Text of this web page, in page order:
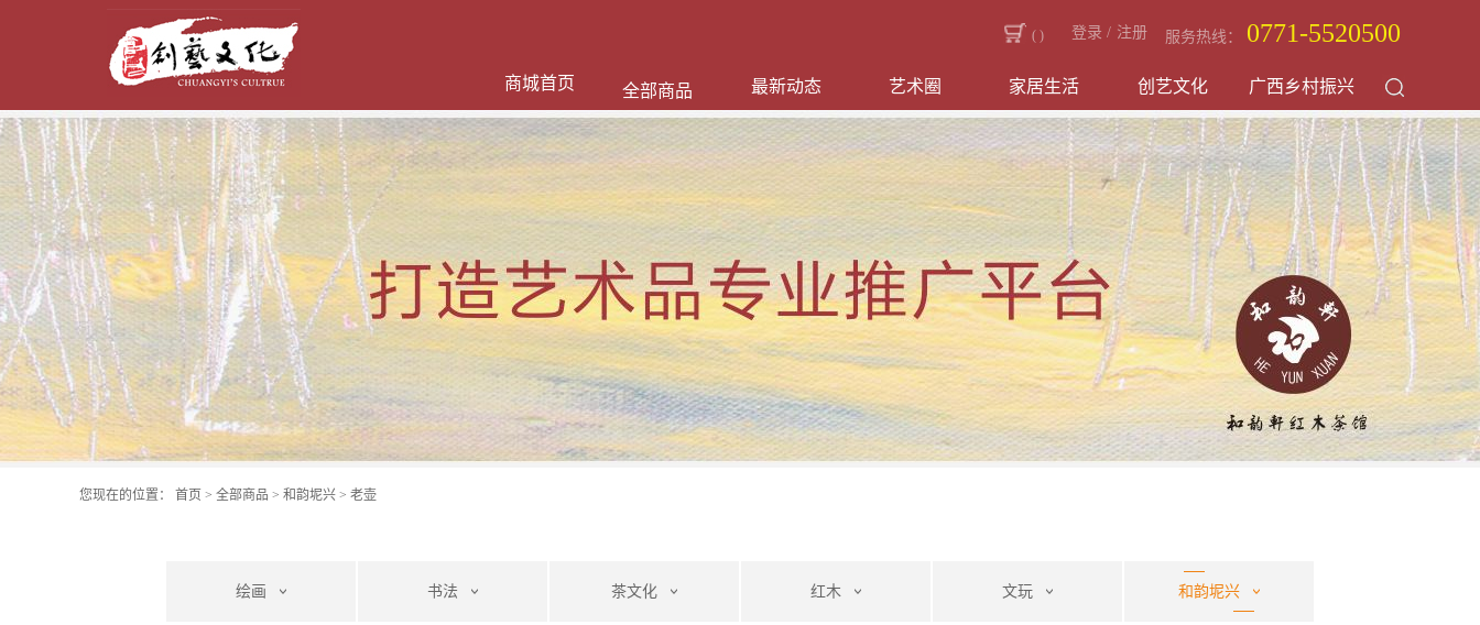
服务热线： 0771-5520500
登录 / 注册
( )
商城首页 全部商品 最新动态 艺术圈 家居生活 创艺文化 广西乡村振兴
您现在的位置： 首页 > 全部商品 > 和韵坭兴 > 老壶
绘画 书法 茶文化 红木 文玩 和韵坭兴